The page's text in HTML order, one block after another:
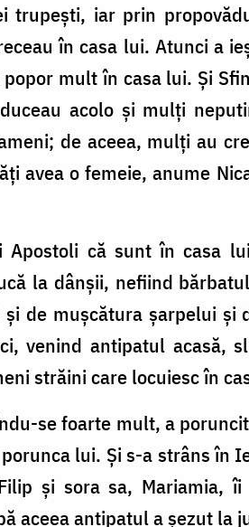
trupești, iar prin
în casa lui. Atunci a
mult în casa lui. Și
acolo și mulți
de aceea, mulți au
avea o femeie, anume
Apostoli că sunt în casa
la dânșii, nefiind
de mușcătura șarpelui și
venind antipatul acasă,
străini care locuiesc în
se foarte mult, a
lui. Și s-a strâns în
și sora sa, Mariamia,
aceea antipatul a șezut la